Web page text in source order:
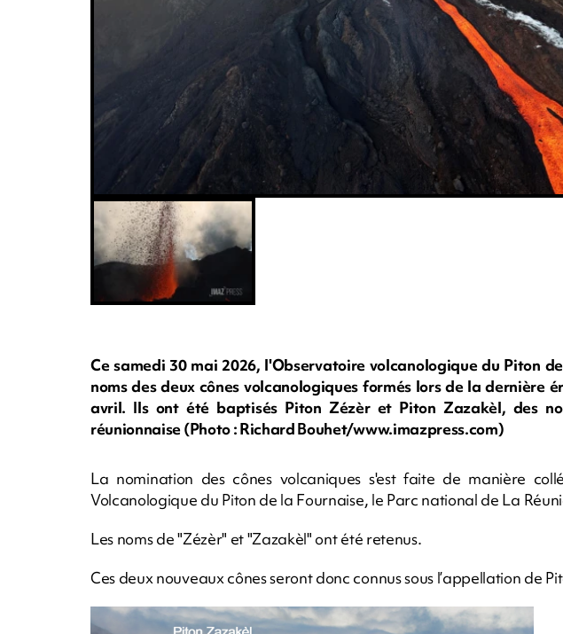
Ce samedi 30 mai 2026, l'Observatoire volcanologique du Piton
noms des deux cônes volcanologiques formés lors de la dernière
avril. Ils ont été baptisés Piton Zézèr et Piton Zazakèl, des
réunionnaise (Photo : Richard Bouhet/www.imazpress.com)
La nomination des cônes volcaniques s'est faite de manière
Volcanologique du Piton de la Fournaise, le Parc national de La
Les noms de "Zézèr" et "Zazakèl" ont été retenus.
Ces deux nouveaux cônes seront donc connus sous l’appellation de